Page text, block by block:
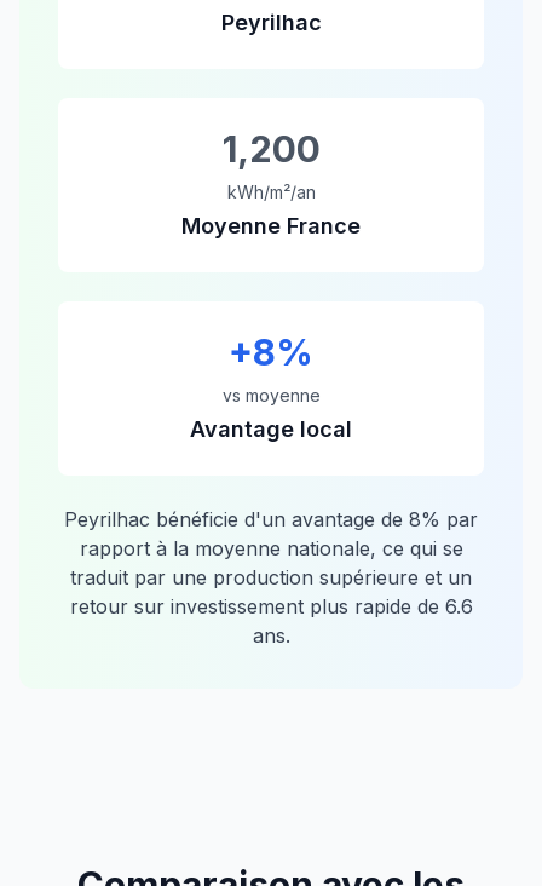
Peyrilhac
1,200
kWh/m²/an
Moyenne France
+8%
vs moyenne
Avantage local
Peyrilhac bénéficie d'un avantage de 8% par
rapport à la moyenne nationale, ce qui se
traduit par une production supérieure et un
retour sur investissement plus rapide de 6.6
ans.